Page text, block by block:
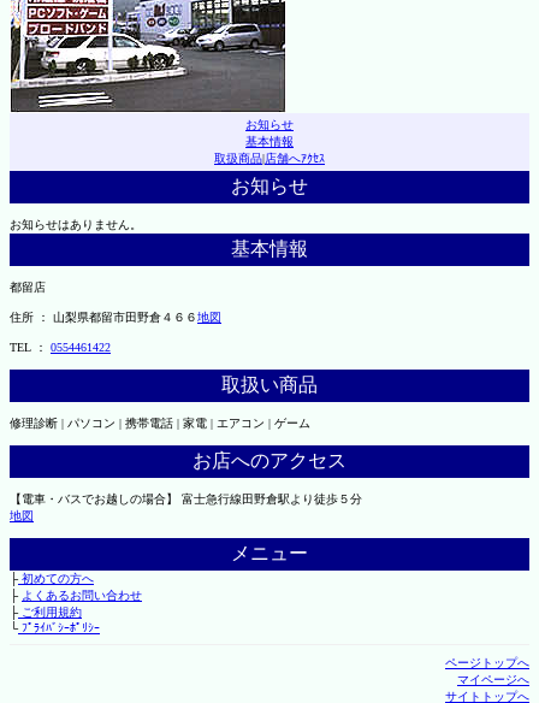
お知らせ
基本情報
取扱商品|店舗へｱｸｾｽ
お知らせ
お知らせはありません。
基本情報
都留店
住所 ： 山梨県都留市田野倉４６６地図
TEL ： 0554461422
取扱い商品
修理診断 | パソコン | 携帯電話 | 家電 | エアコン | ゲーム
お店へのアクセス
【電車・バスでお越しの場合】 富士急行線田野倉駅より徒歩５分
地図
メニュー
├初めての方へ
├ よくあるお問い合わせ
├ご利用規約
└ﾌﾟﾗｲﾊﾞｼｰﾎﾟﾘｼｰ
ページトップへ
マイページへ
サイトトップへ